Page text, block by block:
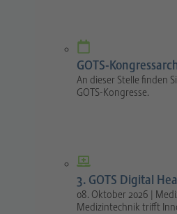
GOTS-
An dieser Stelle finden
GOTS-Kongresse.
3. GOTS Digital
08. Oktober 2026 |
Medizintechnik trifft